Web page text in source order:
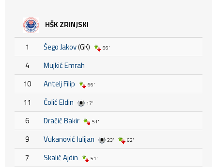
HŠK ZRINJSKI
1 Šego Jakov(GK) 66'
4
Mujkić Emrah
10
Antelj Filip 66'
11 Ćolić Eldin 17'
6 Dračić Bakir 51'
9 Vukanović Julijan 23' 62'
7 Skalić Ajdin 51'